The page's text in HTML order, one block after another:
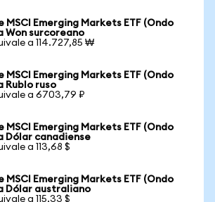
MSCI Emerging Markets ETF (Ondo
Won surcoreano
a 114.727,85 ₩
MSCI Emerging Markets ETF (Ondo
Rublo ruso
a 6703,79 ₽
MSCI Emerging Markets ETF (Ondo
Dólar canadiense
a 113,68 $
MSCI Emerging Markets ETF (Ondo
Dólar australiano
a 115,33 $